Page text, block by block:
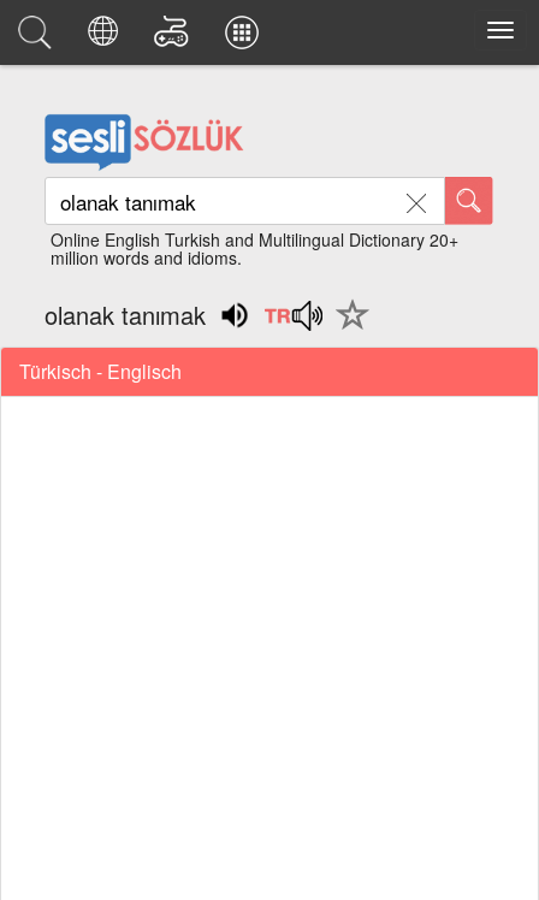
Online English Turkish and Multilingual Dictionary 20+
million words and idioms.
olanak tanımak
Türkisch - Englisch